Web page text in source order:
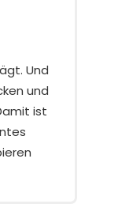
Und
und
ist